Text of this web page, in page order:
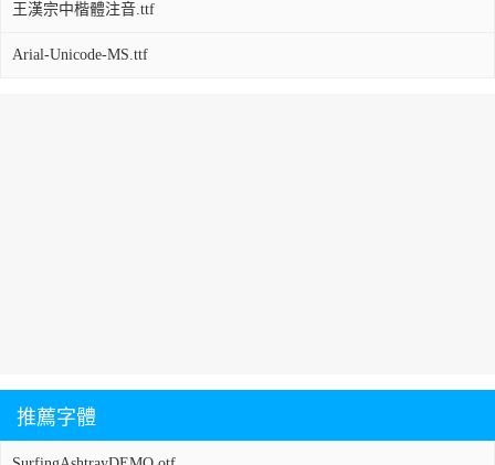
王漢宗中楷體注音.ttf
Arial-Unicode-MS.ttf
推薦字體